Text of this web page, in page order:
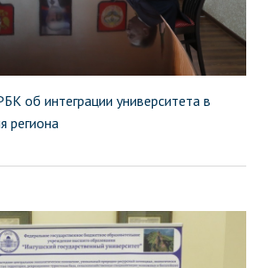
об интеграции университета в
региона